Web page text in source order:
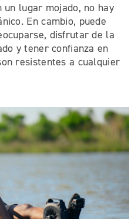
lugar mojado, no hay
En cambio, puede
disfrutar de la
y tener confianza en
resistentes a cualquier